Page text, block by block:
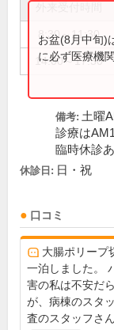
8:30～11:30
14:00～17:30
お盆(8月中旬)
に必ず医療機
備考: 土曜
診療は
臨時休診
休診日: 日・祝
口コミ
大腸ポリープ
一泊しました。
害の私は不安だ
が、病棟のスタ
査のスタッフさ